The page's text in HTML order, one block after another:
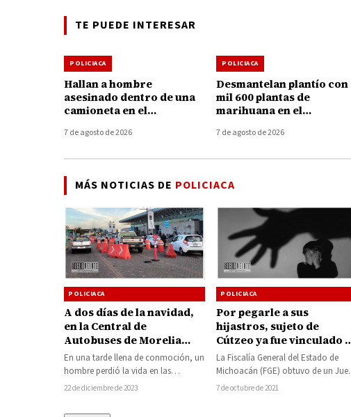
TE PUEDE INTERESAR
POLICIACA
Hallan a hombre
asesinado dentro de una
camioneta en el
Uruapan
7 de agosto de 2026
POLICIACA
Desmantelan plantío con
mil 600 plantas de
marihuana en el
7 de agosto de 2026
MÁS NOTICIAS DE POLICIACA
POLICIACA
A dos días de la navidad,
en la Central de
Autobuses de Morelia
fallece un hombre por
causas naturales
En una tarde llena de conmoción, un
hombre perdió la vida en las
instalaciones de la Terminal de…
22 de diciembre de 2023
POLICIACA
Por pegarle a sus
hijastros, sujeto de
Cútzeo ya fue vinculado a
proceso
La Fiscalía General del Estado de
Michoacán (FGE) obtuvo de un Juez
de Control, vinculación a proceso
7 de octubre de 2021